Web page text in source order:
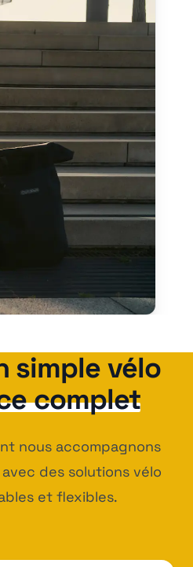
simple vélo
complet
nous accompagnons
des solutions vélo
et flexibles.